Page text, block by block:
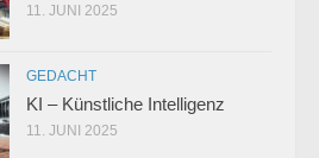
11. JUNI 2025
GEDACHT
KI – Künstliche Intelligenz
11. JUNI 2025